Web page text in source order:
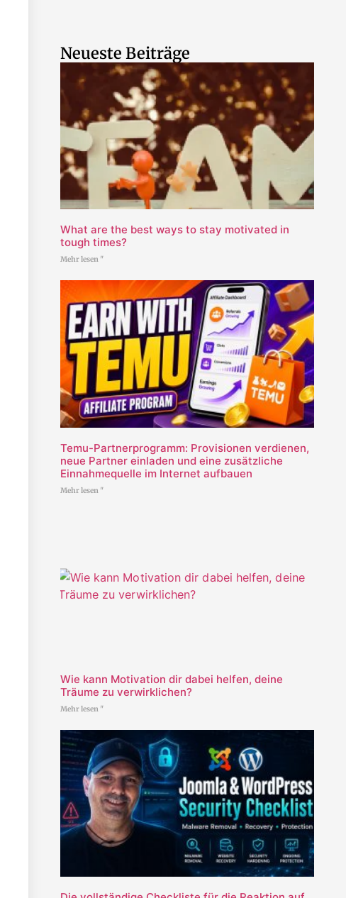
Neueste Beiträge
What are the best ways to stay motivated in
tough times?
Mehr lesen "
Temu-Partnerprogramm: Provisionen verdienen,
neue Partner einladen und eine zusätzliche
Einnahmequelle im Internet aufbauen
Mehr lesen "
Wie kann Motivation dir dabei helfen, deine
Träume zu verwirklichen?
Mehr lesen "